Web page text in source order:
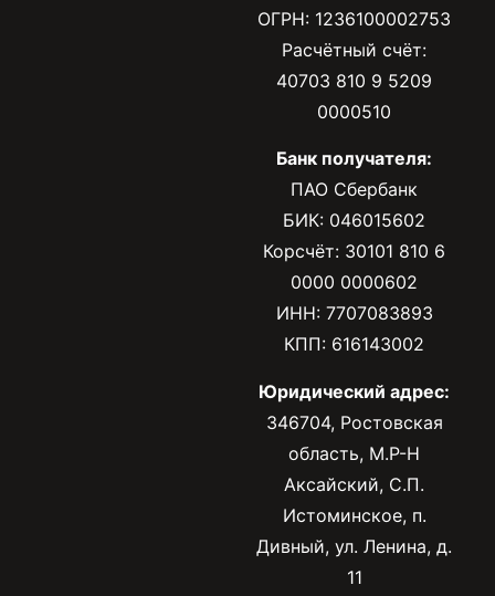
ОГРН: 1236100002753
Расчётный счёт:
40703 810 9 5209
0000510
Банк получателя:
ПАО Сбербанк
БИК: 046015602
Корсчёт: 30101 810 6
0000 0000602
ИНН: 7707083893
КПП: 616143002
Юридический адрес:
346704, Ростовская
область, М.Р-Н
Аксайский, С.П.
Истоминское, п.
Дивный, ул. Ленина, д.
11